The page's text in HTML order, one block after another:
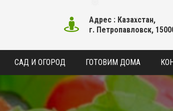
❅
❅
Адрес : Казахстан,
г. Петропавловск,
САД И ОГОРОД ГОТОВИМ ДОМА